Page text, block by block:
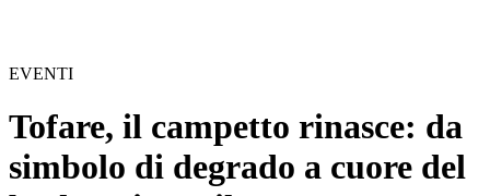
EVENTI
Tofare, il campetto rinasce: da
simbolo di degrado a cuore del